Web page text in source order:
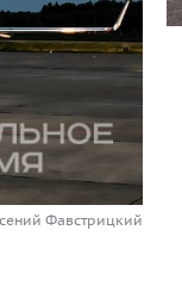
Фавстрицкий